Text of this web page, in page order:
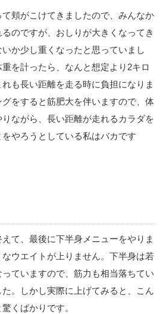
頬がこけてきましたので、みんなか
のですが、おしりが大きくなってき
か少し重くなったと思っていまし
を計ったら、なんと想定より2キロ
も長い距離を走る時に負担になりま
をすると筋肥大を伴いますので、体
ながら、長い距離が走れるカラダを
やろうとしている私はバカです
て、最後に下半身メニューをやりま
ウエイトが上りません。下半身は若
ていますので、筋力も相当落ちてい
。しかし実際に上げてみると、こん
くばかりです。